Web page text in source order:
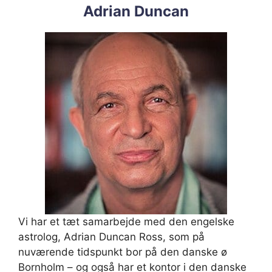
Adrian Duncan
Vi har et tæt samarbejde med den engelske
astrolog, Adrian Duncan Ross, som på
nuværende tidspunkt bor på den danske ø
Bornholm – og også har et kontor i den danske